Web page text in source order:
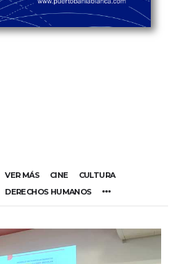
VER MÁS CINE
CULTURA
DERECHOS HUMANOS